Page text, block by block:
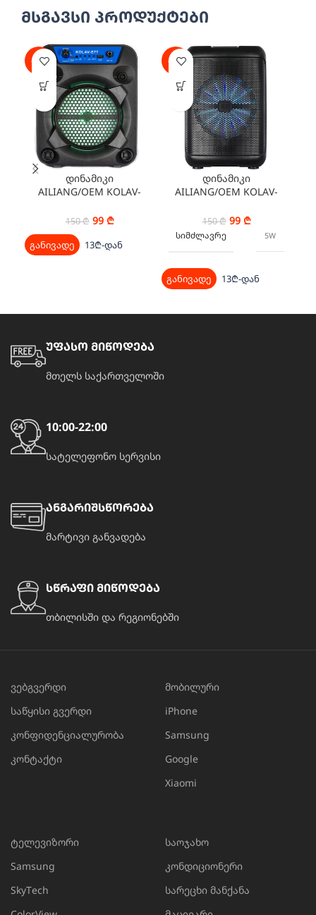
მსგავსი პროდუქტები
-34%
დინამიკი
AILIANG/OEM KOLAV-
150₾ 99 ₾
განივადე 13₾-დან
-34%
დინამიკი
AILIANG/OEM KOLAV-
150₾ 99 ₾
ᲡᲘᲛᲫᲚᲐᲕᲠᲔ 5W
განივადე 13₾-დან
უფასო მიწოდება
მთელს საქართველოში
10:00-22:00
სატელეფონო სერვისი
ანგარიშსწორება
მარტივი განვადება
სწრაფი მიწოდება
თბილისში და რეგიონებში
ვებგვერდი
საწყისი გვერდი
კონფიდენციალურობა
კონტაქტი
მობილური
iPhone
Samsung
Google
Xiaomi
ტელევიზორი
Samsung
SkyTech
საოჯახო
კონდიციონერი
სარეცხი მანქანა